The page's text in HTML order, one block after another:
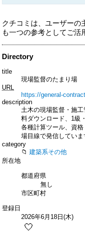
クチコミは、ユーザーの
も一つの参考としてご活
Directory
title
現場監督のたまり場
URL
https://general-
description
土木の現場監督・施
料ダウンロード、1級
各種計算ツール、資
場目線で発信していま
category
建築系その他
所在地
都道府県
無し
市区町村
登録日
2026年6月18日(木)
🤍